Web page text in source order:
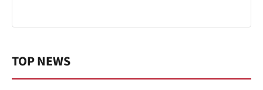
TOP NEWS